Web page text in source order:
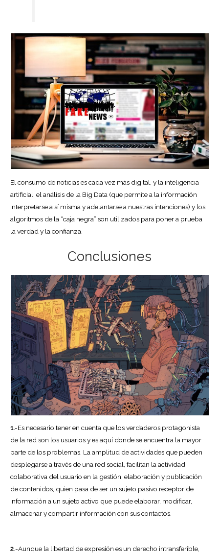
El consumo de noticias es cada vez más digital, y la inteligencia
artificial, el análisis de la Big Data (que permite a la información
interpretarse a sí misma y adelantarse a nuestras intenciones) y los
algoritmos de la “caja negra” son utilizados para poner a prueba
la verdad y la confianza.
Conclusiones
1.-Es necesario tener en cuenta que los verdaderos protagonista
de la red son los usuarios y es aquí donde se encuentra la mayor
parte de los problemas. La amplitud de actividades que pueden
desplegarse a través de una red social, facilitan la actividad
colaborativa del usuario en la gestión, elaboración y publicación
de contenidos, quien pasa de ser un sujeto pasivo receptor de
información a un sujeto activo que puede elaborar, modificar,
almacenar y compartir información con sus contactos.
2 .-Aunque la libertad de expresión es un derecho intransferible,